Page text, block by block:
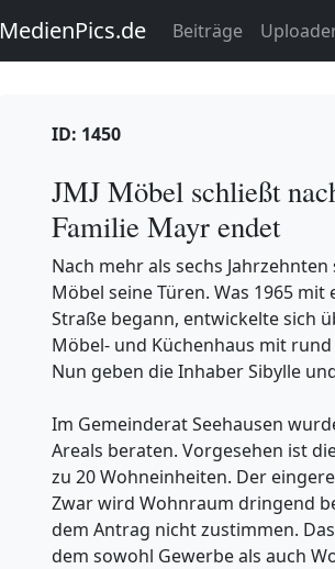
MedienPics.de Beiträge
ID: 1450
JMJ Möbel schließt
Familie Mayr endet
Nach mehr als sechs
Möbel seine Türen. Was 1965
Straße begann, entwickelte sich
Möbel- und Küchenhaus mit
Nun geben die Inhaber Sibylle
Im Gemeinderat Seehausen
Areals beraten. Vorgesehen ist
zu 20 Wohneinheiten. Der
Zwar wird Wohnraum dringend
dem Antrag nicht zustimmen.
dem sowohl Gewerbe als auch